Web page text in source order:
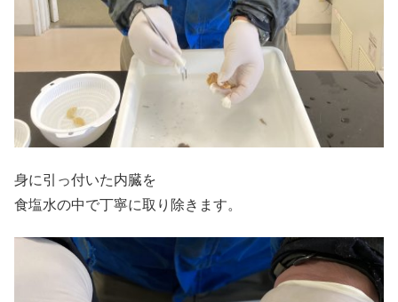
身に引っ付いた内臓を
食塩水の中で丁寧に取り除きます。